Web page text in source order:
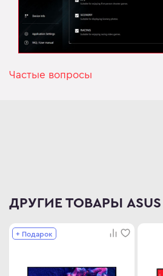
Частые вопросы
ДРУГИЕ ТОВАРЫ ASUS
+ Подарок